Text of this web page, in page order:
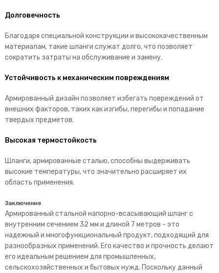
Долговечность
Благодаря специальной конструкции и высококачественным
материалам, такие шланги служат долго, что позволяет
сократить затраты на обслуживание и замену.
Устойчивость к механическим повреждениям
Армированный дизайн позволяет избегать повреждений от
внешних факторов, таких как изгибы, перегибы и попадание
твердых предметов.
Высокая термостойкость
Шланги, армированные сталью, способны выдерживать
высокие температуры, что значительно расширяет их
область применения.
Заключение
Армированный стальной напорно-всасывающий шланг с
внутренним сечением 32 мм и длиной 7 метров - это
надежный и многофункциональный продукт, подходящий для
разнообразных применений. Его качество и прочность делают
его идеальным решением для промышленных,
сельскохозяйственных и бытовых нужд. Поскольку данный